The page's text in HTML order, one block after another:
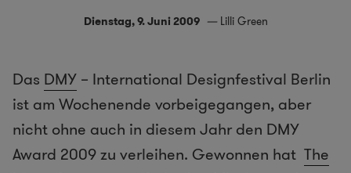
Dienstag, 9. Juni 2009 Lilli Green
Das DMY – International Designfestival Berlin
ist am Wochenende vorbeigegangen, aber
nicht ohne auch in diesem Jahr den DMY
Award 2009 zu verleihen. Gewonnen hat The